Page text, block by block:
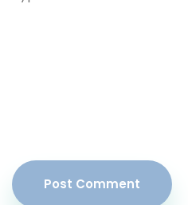
Post Comment